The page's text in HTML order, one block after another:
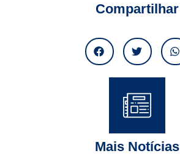
Compartilhar
Mais Notícias